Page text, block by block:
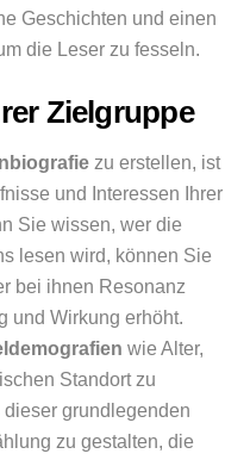
Geschichten und einen
die Leser zu fesseln.
Zielgruppe
zu erstellen, ist
und Interessen Ihrer
Sie wissen, wer die
lesen wird, können Sie
bei ihnen Resonanz
und Wirkung erhöht.
wie Alter,
Standort zu
grundlegenden
zu gestalten, die